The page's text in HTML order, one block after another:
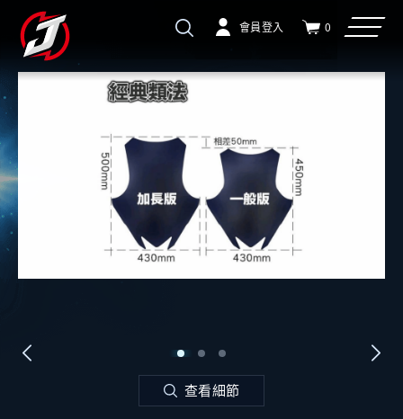
會員登入 0
查看細節